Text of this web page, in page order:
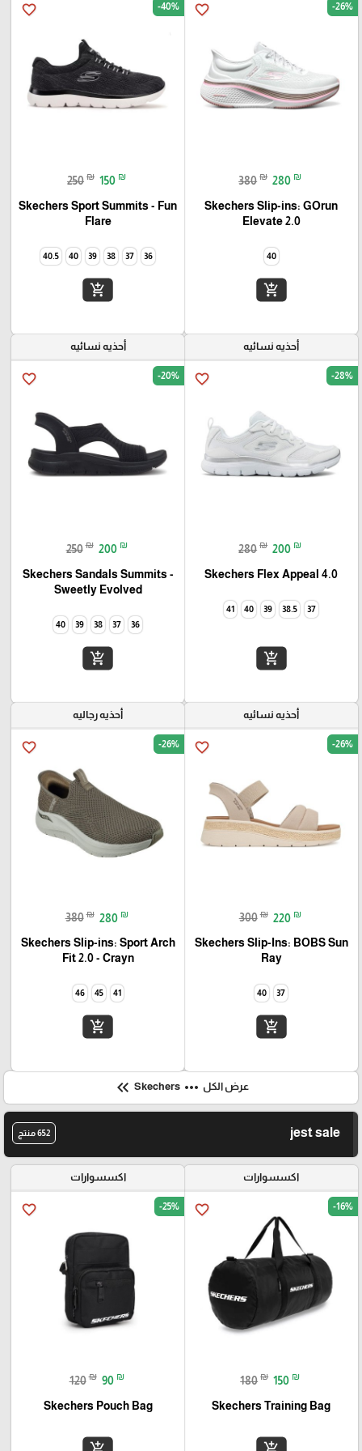
favorite_border -26%
380 ₪ 280 ₪
Skechers Slip-ins: GOrun
Elevate 2.0
40
add_shopping_cart
favorite_border -40%
250 ₪ 150 ₪
Skechers Sport Summits - Fun
Flare‏
36
37
38
39
40
40.5
add_shopping_cart
أحذيه نسائيه
favorite_border -28%
280 ₪ 200 ₪
Skechers Flex Appeal 4.0‏
37
38.5
39
40
41
add_shopping_cart
أحذيه نسائيه
favorite_border -20%
250 ₪ 200 ₪
Skechers Sandals Summits -
Sweetly Evolved‏
36
37
38
39
40
add_shopping_cart
أحذيه نسائيه
favorite_border -26%
300 ₪ 220 ₪
Skechers Slip-Ins: BOBS Sun
Ray
37
40
add_shopping_cart
أحذيه رجاليه
favorite_border -26%
380 ₪ 280 ₪
Skechers Slip-ins: Sport Arch
Fit 2.0 - Crayn
41
45
46
add_shopping_cart
عرض الكل more_horiz
keyboard_double_arrow_left
jest sale 652 منتج
اكسسوارات
favorite_border -16%
180 ₪ 150 ₪
Skechers Training Bag
اكسسوارات
favorite_border -25%
120 ₪ 90 ₪
Skechers Pouch Bag